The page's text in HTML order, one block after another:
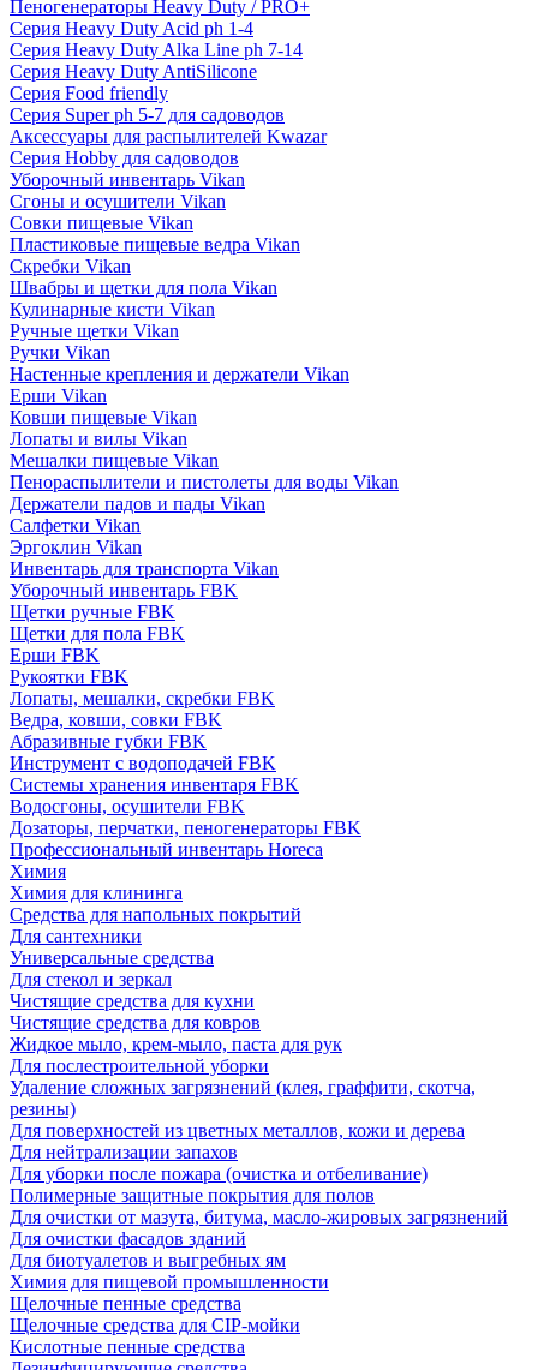
Пеногенераторы Heavy Duty / PRO+
Серия Heavy Duty Acid ph 1-4
Серия Heavy Duty Alka Line ph 7-14
Серия Heavy Duty AntiSilicone
Серия Food friendly
Серия Super ph 5-7 для садоводов
Аксессуары для распылителей Kwazar
Серия Hobby для садоводов
Уборочный инвентарь Vikan
Сгоны и осушители Vikan
Совки пищевые Vikan
Пластиковые пищевые ведра Vikan
Скребки Vikan
Швабры и щетки для пола Vikan
Кулинарные кисти Vikan
Ручные щетки Vikan
Ручки Vikan
Настенные крепления и держатели Vikan
Ерши Vikan
Ковши пищевые Vikan
Лопаты и вилы Vikan
Мешалки пищевые Vikan
Пенораспылители и пистолеты для воды Vikan
Держатели падов и пады Vikan
Салфетки Vikan
Эргоклин Vikan
Инвентарь для транспорта Vikan
Уборочный инвентарь FBK
Щетки ручные FBK
Щетки для пола FBK
Ерши FBK
Рукоятки FBK
Лопаты, мешалки, скребки FBK
Ведра, ковши, совки FBK
Абразивные губки FBK
Инструмент с водоподачей FBK
Системы хранения инвентаря FBK
Водосгоны, осушители FBK
Дозаторы, перчатки, пеногенераторы FBK
Профессиональный инвентарь Horeca
Химия
Химия для клининга
Средства для напольных покрытий
Для сантехники
Универсальные средства
Для стекол и зеркал
Чистящие средства для кухни
Чистящие средства для ковров
Жидкое мыло, крем-мыло, паста для рук
Для послестроительной уборки
Удаление сложных загрязнений (клея, граффити, скотча,
резины)
Для поверхностей из цветных металлов, кожи и дерева
Для нейтрализации запахов
Для уборки после пожара (очистка и отбеливание)
Полимерные защитные покрытия для полов
Для очистки от мазута, битума, масло-жировых загрязнений
Для очистки фасадов зданий
Для биотуалетов и выгребных ям
Химия для пищевой промышленности
Щелочные пенные средства
Щелочные средства для CIP-мойки
Кислотные пенные средства